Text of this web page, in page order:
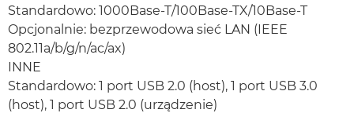
Standardowo: 1000Base-T/100Base-TX/10Base-T
Opcjonalnie: bezprzewodowa sieć LAN (IEEE
802.11a/b/g/n/ac/ax)
INNE
Standardowo: 1 port USB 2.0 (host), 1 port USB 3.0
(host), 1 port USB 2.0 (urządzenie)